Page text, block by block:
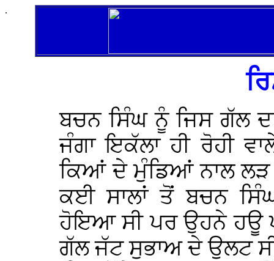
.
ਬਚਨ ਸਿੰਘ ਨੂੰ ਜਿਸ ਗੱਲ
ਜੰਗਾ ਇਕੱਲਾ ਹੀ ਰੋਹੀ
ਕਿਆਂ ਦੇ ਮੁੰਡਿਆਂ ਨਾਲ
ਕਈ ਸਾਲਾਂ ਤੋਂ ਬਚਨ
ਹੋਇਆ ਸੀ ਪਰ ਉਹਨੇ ਹਊ
ਗੱਲ ਜੱਟ ਸੁਭਾਅ ਦੇ ਉਲਟ